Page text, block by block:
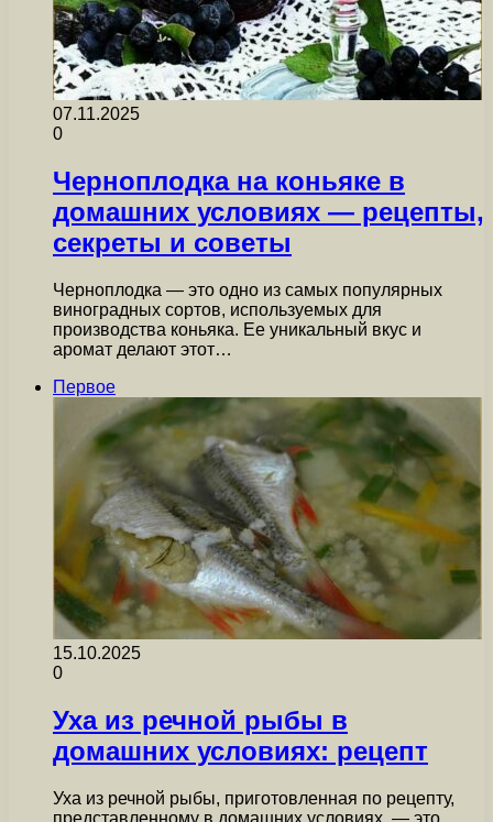
07.11.2025
0
Черноплодка на коньяке в
домашних условиях — рецепты,
секреты и советы
Черноплодка — это одно из самых популярных
виноградных сортов, используемых для
производства коньяка. Ее уникальный вкус и
аромат делают этот…
Первое
15.10.2025
0
Уха из речной рыбы в
домашних условиях: рецепт
Уха из речной рыбы, приготовленная по рецепту,
представленному в домашних условиях, — это